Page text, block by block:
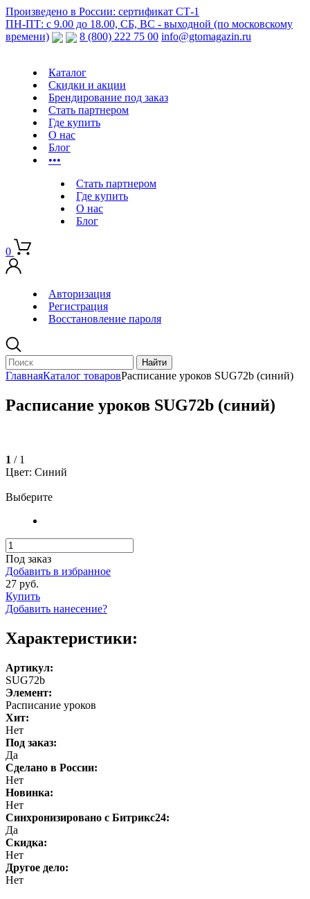
Произведено в России: сертификат СТ-1
ПН-ПТ: с 9.00 до 18.00, СБ, ВС - выходной (по московскому
времени)
8 (800) 222 75 00 info@gtomagazin.ru
Каталог
Скидки и акции
Брендирование под заказ
Стать партнером
Где купить
О нас
Блог
•••
Стать партнером
Где купить
О нас
Блог
0
Авторизация
Регистрация
Восстановление пароля
ГлавнаяКаталог товаровРасписание уроков SUG72b (синий)
Расписание уроков SUG72b (синий)
1 / 1
Цвет: Синий
Выберите
Под заказ
Добавить в избранное
27 руб.
Купить
Добавить нанесение?
Характеристики:
Артикул:
SUG72b
Элемент:
Расписание уроков
Хит:
Нет
Под заказ:
Да
Cделано в России:
Нет
Новинка:
Нет
Синхронизировано с Битрикс24:
Да
Скидка:
Нет
Другое дело:
Нет